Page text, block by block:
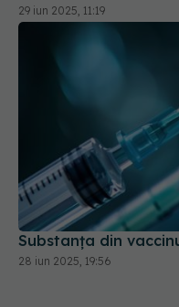
29 iun 2025, 11:19
Substanța din
28 iun 2025, 19:56